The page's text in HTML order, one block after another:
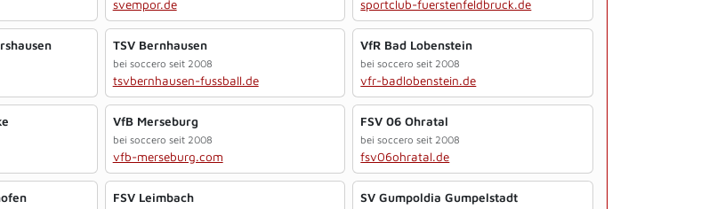
svempor.de sportclub-fuerstenfeldbruck.de
TSV Bernhausen
bei soccero seit 2008
tsvbernhausen-fussball.de
VfR Bad Lobenstein
bei soccero seit 2008
vfr-badlobenstein.de
VfB Merseburg
bei soccero seit 2008
vfb-merseburg.com
FSV 06 Ohratal
bei soccero seit 2008
fsv06ohratal.de
FSV Leimbach SV Gumpoldia Gumpelstadt